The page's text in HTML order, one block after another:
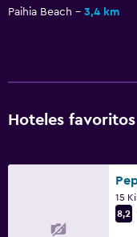
Paihia Beach
3,4 km
Hoteles
15
8,2